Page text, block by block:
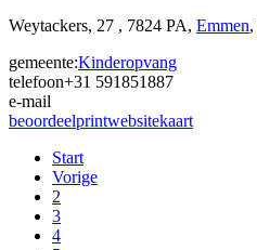
Weytackers, 27 , 7824 PA, Emmen,
gemeente:Kinderopvang
telefoon+31 591851887
e-mail
beoordeelprintwebsitekaart
Start
Vorige
2
3
4